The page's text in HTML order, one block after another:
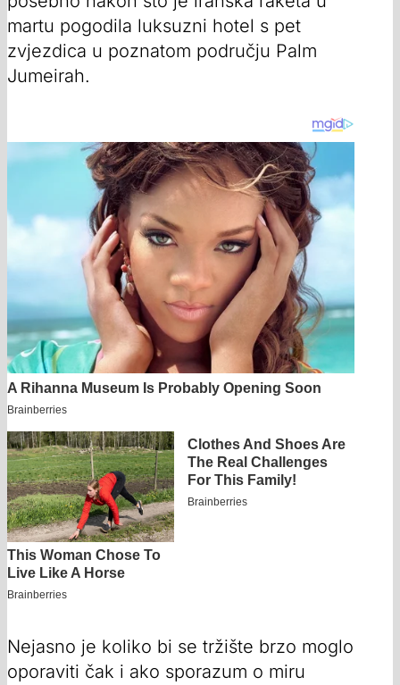
martu pogodila luksuzni hotel s pet
zvjezdica u poznatom području Palm
Jumeirah.
Nejasno je koliko bi se tržište brzo moglo
oporaviti čak i ako sporazum o miru